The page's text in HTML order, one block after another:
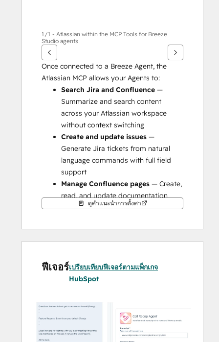
1/1 - Atlassian within the MCP Tools for Breeze
Studio agents
Once connected to a Breeze Agent, the
Atlassian MCP allows your Agents to:
Search Jira and Confluence —
Summarize and search content
across your Atlassian workspace
without context switching
Create and update issues —
Generate Jira tickets from natural
language commands with full field
support
Manage Confluence pages — Create,
read, and update documentation
pages directly from HubSpot
Generate tickets from meeting notes,
specs, or customer conversations
ดูคำแนะนำการตั้งค่า
ฟีเจอร์เปรียบเทียบฟีเจอร์ตามแพ็กเกจ
HubSpot